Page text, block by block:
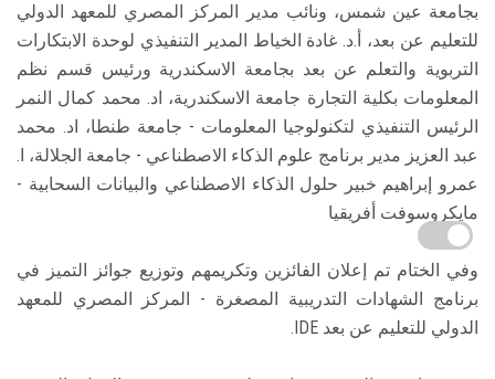
بجامعة عين شمس، ونائب مدير المركز المصري للمعهد الدولي
للتعليم عن بعد، أ.د. غادة الخياط المدير التنفيذي لوحدة الابتكارات
التربوية والتعلم عن بعد بجامعة الاسكندرية ورئيس قسم نظم
المعلومات بكلية التجارة جامعة الاسكندرية، اد. محمد كمال النمر
الرئيس التنفيذي لتكنولوجيا المعلومات - جامعة طنطا، اد. محمد
عبد العزيز مدير برنامج علوم الذكاء الاصطناعي - جامعة الجلالة، ا.
عمرو إبراهيم خبير حلول الذكاء الاصطناعي والبيانات السحابية -
مايكروسوفت أفريقيا
وفي الختام تم إعلان الفائزين وتكريمهم وتوزيع جوائز التميز في
برنامج الشهادات التدريبية المصغرة - المركز المصري للمعهد
الدولي للتعليم عن بعد IDE.